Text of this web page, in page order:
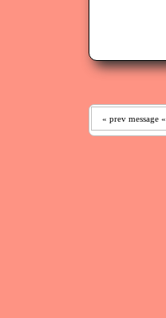
« prev message «